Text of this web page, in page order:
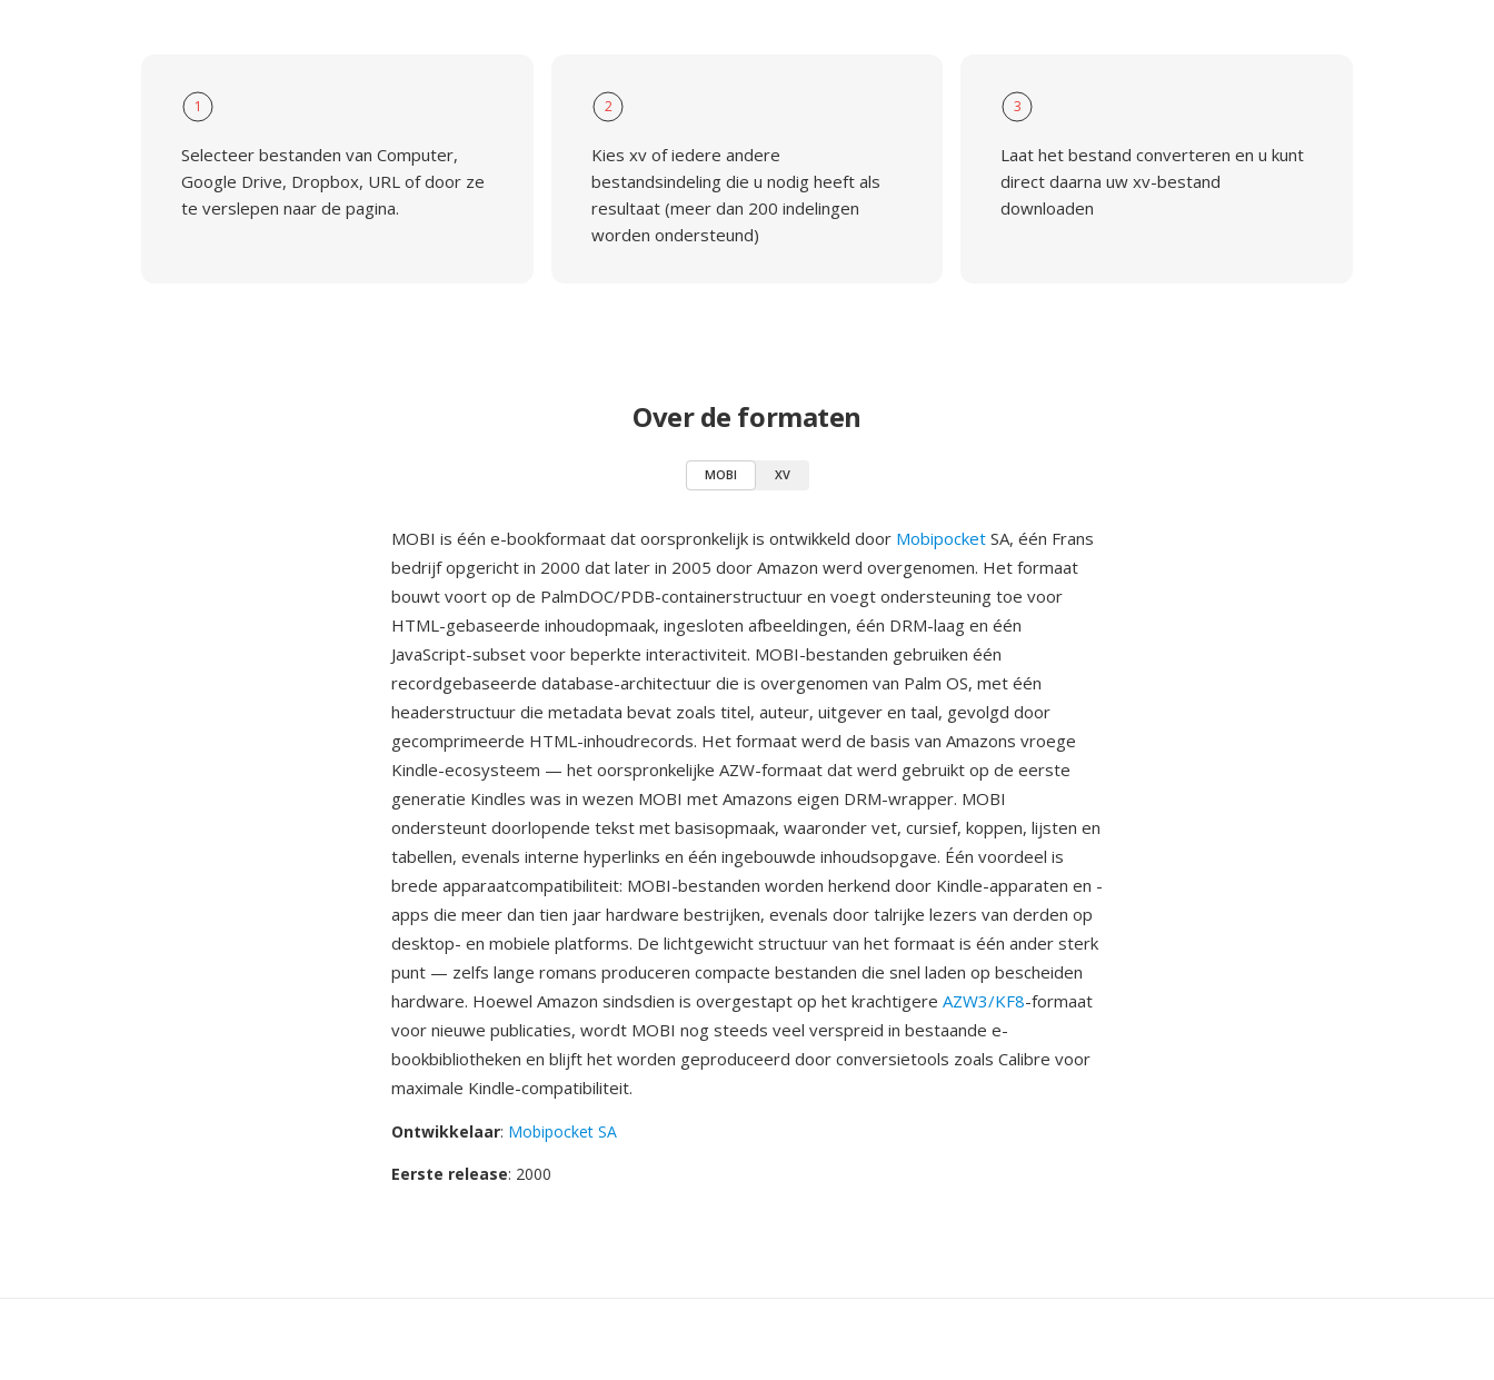
1
Selecteer bestanden van Computer,
Google Drive, Dropbox, URL of door ze
te verslepen naar de pagina.
2
Kies xv of iedere andere
bestandsindeling die u nodig heeft als
resultaat (meer dan 200 indelingen
worden ondersteund)
3
Laat het bestand converteren en u kunt
direct daarna uw xv-bestand
downloaden
Over de formaten
MOBI XV
MOBI is één e-bookformaat dat oorspronkelijk is ontwikkeld door Mobipocket SA, één Frans
bedrijf opgericht in 2000 dat later in 2005 door Amazon werd overgenomen. Het formaat
bouwt voort op de PalmDOC/PDB-containerstructuur en voegt ondersteuning toe voor
HTML-gebaseerde inhoudopmaak, ingesloten afbeeldingen, één DRM-laag en één
JavaScript-subset voor beperkte interactiviteit. MOBI-bestanden gebruiken één
recordgebaseerde database-architectuur die is overgenomen van Palm OS, met één
headerstructuur die metadata bevat zoals titel, auteur, uitgever en taal, gevolgd door
gecomprimeerde HTML-inhoudrecords. Het formaat werd de basis van Amazons vroege
Kindle-ecosysteem — het oorspronkelijke AZW-formaat dat werd gebruikt op de eerste
generatie Kindles was in wezen MOBI met Amazons eigen DRM-wrapper. MOBI
ondersteunt doorlopende tekst met basisopmaak, waaronder vet, cursief, koppen, lijsten en
tabellen, evenals interne hyperlinks en één ingebouwde inhoudsopgave. Één voordeel is
brede apparaatcompatibiliteit: MOBI-bestanden worden herkend door Kindle-apparaten en -
apps die meer dan tien jaar hardware bestrijken, evenals door talrijke lezers van derden op
desktop- en mobiele platforms. De lichtgewicht structuur van het formaat is één ander sterk
punt — zelfs lange romans produceren compacte bestanden die snel laden op bescheiden
hardware. Hoewel Amazon sindsdien is overgestapt op het krachtigere AZW3/KF8-formaat
voor nieuwe publicaties, wordt MOBI nog steeds veel verspreid in bestaande e-
bookbibliotheken en blijft het worden geproduceerd door conversietools zoals Calibre voor
maximale Kindle-compatibiliteit.
Ontwikkelaar: Mobipocket SA
Eerste release: 2000